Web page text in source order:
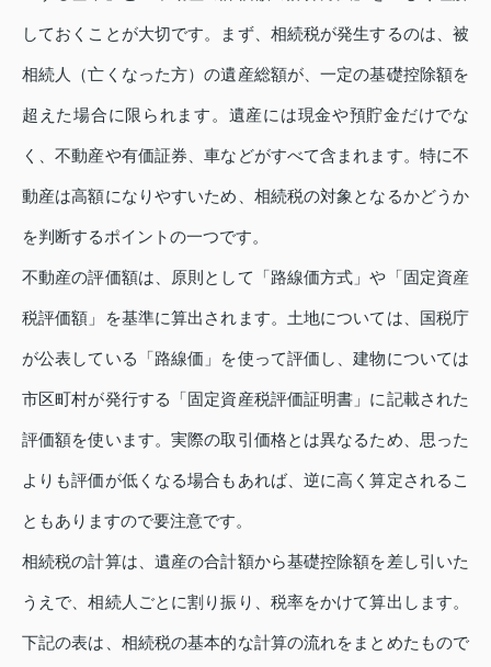
しておくことが大切です。まず、相続税が発生するのは、被
相続人（亡くなった方）の遺産総額が、一定の基礎控除額を
超えた場合に限られます。遺産には現金や預貯金だけでな
く、不動産や有価証券、車などがすべて含まれます。特に不
動産は高額になりやすいため、相続税の対象となるかどうか
を判断するポイントの一つです。
不動産の評価額は、原則として「路線価方式」や「固定資産
税評価額」を基準に算出されます。土地については、国税庁
が公表している「路線価」を使って評価し、建物については
市区町村が発行する「固定資産税評価証明書」に記載された
評価額を使います。実際の取引価格とは異なるため、思った
よりも評価が低くなる場合もあれば、逆に高く算定されるこ
ともありますので要注意です。
相続税の計算は、遺産の合計額から基礎控除額を差し引いた
うえで、相続人ごとに割り振り、税率をかけて算出します。
下記の表は、相続税の基本的な計算の流れをまとめたもので